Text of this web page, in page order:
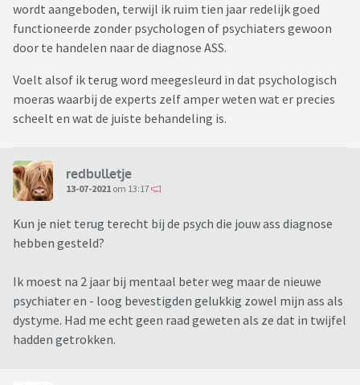
wordt aangeboden, terwijl ik ruim tien jaar redelijk goed
functioneerde zonder psychologen of psychiaters gewoon
door te handelen naar de diagnose ASS.
Voelt alsof ik terug word meegesleurd in dat psychologisch
moeras waarbij de experts zelf amper weten wat er precies
scheelt en wat de juiste behandeling is.
redbulletje
13-07-2021 om 13:17
Kun je niet terug terecht bij de psych die jouw ass diagnose
hebben gesteld?
Ik moest na 2 jaar bij mentaal beter weg maar de nieuwe
psychiater en - loog bevestigden gelukkig zowel mijn ass als
dystyme. Had me echt geen raad geweten als ze dat in twijfel
hadden getrokken.